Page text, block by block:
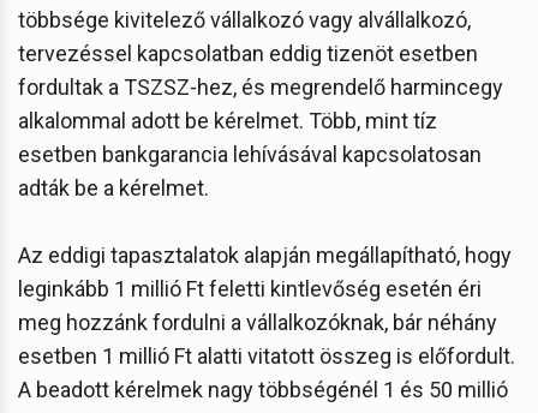
többsége kivitelező vállalkozó vagy alvállalkozó,
tervezéssel kapcsolatban eddig tizenöt esetben
fordultak a TSZSZ-hez, és megrendelő harmincegy
alkalommal adott be kérelmet. Több, mint tíz
esetben bankgarancia lehívásával kapcsolatosan
adták be a kérelmet.
Az eddigi tapasztalatok alapján megállapítható, hogy
leginkább 1 millió Ft feletti kintlevőség esetén éri
meg hozzánk fordulni a vállalkozóknak, bár néhány
esetben 1 millió Ft alatti vitatott összeg is előfordult.
A beadott kérelmek nagy többségénél 1 és 50 millió